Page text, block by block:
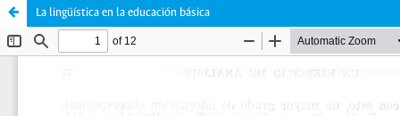
La lingüística en la educación básica